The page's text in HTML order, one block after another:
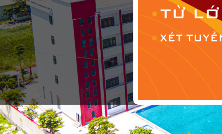
Cơ Sở Vật Chất
Đội Ngũ Nhân Sự
Tổ Chức Đoàn Thể
Công Khai
Cải Cách